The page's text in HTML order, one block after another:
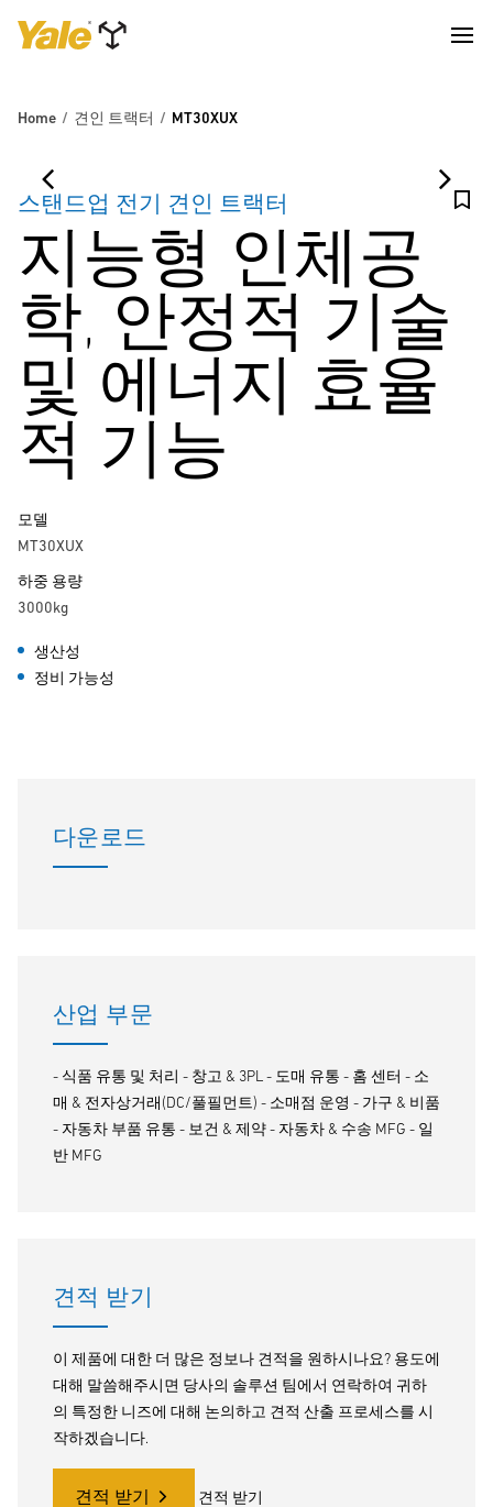
Home 견인 트랙터 MT30XUX
스탠드업 전기 견인 트랙터
지능형 인체공
학, 안정적 기술
및 에너지 효율
적 기능
모델
MT30XUX
하중 용량
3000kg
생산성
정비 가능성
다운로드
산업 부문
- 식품 유통 및 처리 - 창고 & 3PL - 도매 유통 - 홈 센터 - 소
매 & 전자상거래(DC/풀필먼트) - 소매점 운영 - 가구 & 비품
- 자동차 부품 유통 - 보건 & 제약 - 자동차 & 수송 MFG - 일
반 MFG
견적 받기
이 제품에 대한 더 많은 정보나 견적을 원하시나요? 용도에
대해 말씀해주시면 당사의 솔루션 팀에서 연락하여 귀하
의 특정한 니즈에 대해 논의하고 견적 산출 프로세스를 시
작하겠습니다.
견적 받기 견적 받기